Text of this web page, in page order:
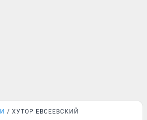
ХУТОР ЕВСЕЕВСКИЙ